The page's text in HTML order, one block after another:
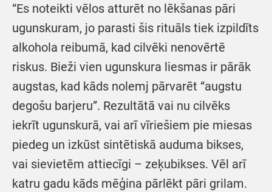
“Es noteikti vēlos atturēt no lēkšanas pāri
ugunskuram, jo parasti šis rituāls tiek izpildīts
alkohola reibumā, kad cilvēki nenovērtē
riskus. Bieži vien ugunskura liesmas ir pārāk
augstas, kad kāds nolemj pārvarēt “augstu
degošu barjeru”. Rezultātā vai nu cilvēks
iekrīt ugunskurā, vai arī vīriešiem pie miesas
piedeg un izkūst sintētiskā auduma bikses,
vai sievietēm attiecīgi – zeķubikses. Vēl arī
katru gadu kāds mēģina pārlēkt pāri grilam.